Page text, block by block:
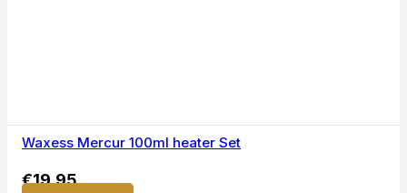
Waxess Mercur 100ml heater Set
€19,95